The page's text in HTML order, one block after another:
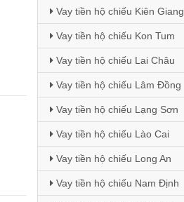
Vay tiền hộ chiếu Kiên Giang
Vay tiền hộ chiếu Kon Tum
Vay tiền hộ chiếu Lai Châu
Vay tiền hộ chiếu Lâm Đồng
Vay tiền hộ chiếu Lạng Sơn
Vay tiền hộ chiếu Lào Cai
Vay tiền hộ chiếu Long An
Vay tiền hộ chiếu Nam Định